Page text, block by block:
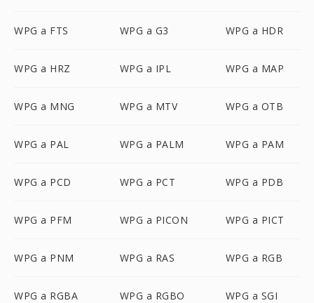
WPG a FTS WPG a G3 WPG a HDR
WPG a HRZ WPG a IPL WPG a MAP
WPG a MNG WPG a MTV WPG a OTB
WPG a PAL WPG a PALM WPG a PAM
WPG a PCD WPG a PCT WPG a PDB
WPG a PFM WPG a PICON WPG a PICT
WPG a PNM WPG a RAS WPG a RGB
WPG a RGBA WPG a RGBO WPG a SGI